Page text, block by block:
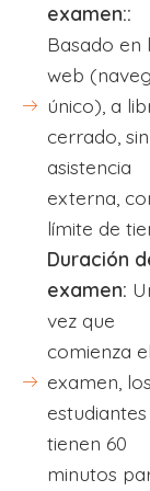
examen::
Basado en
web
único), a
cerrado, sin
asistencia
externa,
límite de
Duración
examen:
vez que
comienza el
examen, los
estudiantes
tienen 60
minutos